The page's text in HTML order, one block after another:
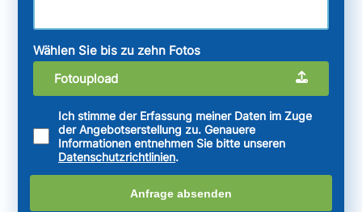
Wählen Sie bis zu zehn Fotos
Fotoupload
Ich stimme der Erfassung meiner Daten im Zuge
der Angebotserstellung zu. Genauere
Informationen entnehmen Sie bitte unseren
Datenschutzrichtlinien.
Anfrage absenden